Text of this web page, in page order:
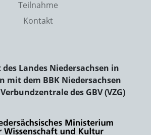
Teilnahme
Kontakt
Landes Niedersachsen in
mit dem BBK Niedersachsen
des GBV (VZG)